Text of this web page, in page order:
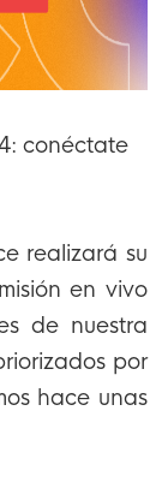
conéctate
realizará su
en vivo
de nuestra
por
hace unas